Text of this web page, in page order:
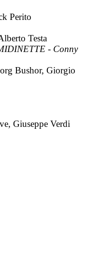
Perito
Testa
- Conny
Bushor, Giorgio
Giuseppe Verdi